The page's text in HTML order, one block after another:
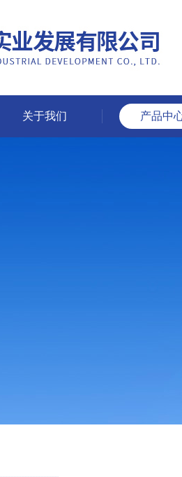
关于我们 产品中